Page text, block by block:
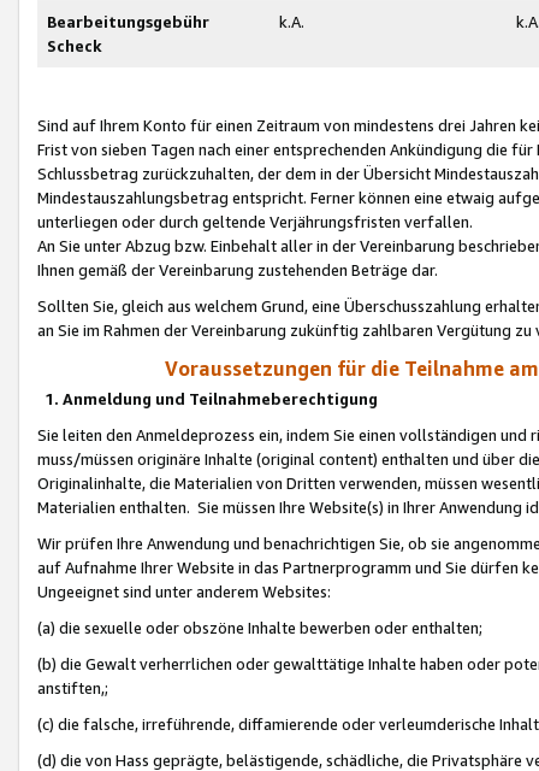
Bearbeitungsgebühr
Scheck
k.A.
Sind auf Ihrem Konto für einen Zeitraum von mindestens drei Jahren
Frist von sieben Tagen nach einer entsprechenden Ankündigung die
Schlussbetrag zurückzuhalten, der dem in der Übersicht
Mindestauszahlungsbetrag entspricht. Ferner können eine etwaig
unterliegen oder durch geltende Verjährungsfristen verfallen.
An Sie unter Abzug bzw. Einbehalt aller in der Vereinbarung
Ihnen gemäß der Vereinbarung zustehenden Beträge dar.
Sollten Sie, gleich aus welchem Grund, eine Überschusszahlung
an Sie im Rahmen der Vereinbarung zukünftig zahlbaren Vergütung zu
Voraussetzungen für die Teilnahme
1. Anmeldung und Teilnahmeberechtigung
Sie leiten den Anmeldeprozess ein, indem Sie einen vollständigen
muss/müssen originäre Inhalte (original content) enthalten und über
Originalinhalte, die Materialien von Dritten verwenden, müssen
Materialien enthalten. Sie müssen Ihre Website(s) in Ihrer Anwendung
Wir prüfen Ihre Anwendung und benachrichtigen Sie, ob sie
auf Aufnahme Ihrer Website in das Partnerprogramm und Sie dürfen
Ungeeignet sind unter anderem Websites:
(a) die sexuelle oder obszöne Inhalte bewerben oder enthalten;
(b) die Gewalt verherrlichen oder gewalttätige Inhalte haben oder
anstiften,;
(c) die falsche, irreführende, diffamierende oder verleumderische
(d) die von Hass geprägte, belästigende, schädliche, die Privatsphäre